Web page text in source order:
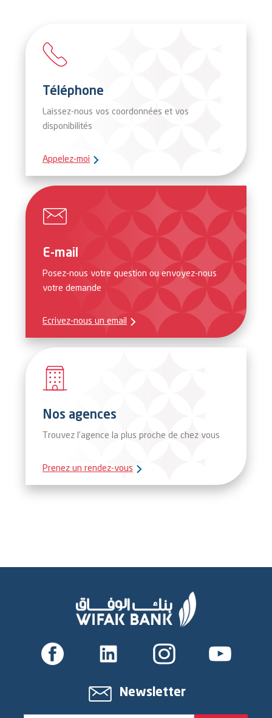
Téléphone
Laissez-nous vos coordonnées et vos
disponibilités
Appelez-moi
E-mail
Posez-nous votre question ou envoyez-nous
votre demande
Ecrivez-nous un email
Nos agences
Trouvez l’agence la plus proche de chez vous
Prenez un rendez-vous
Newsletter